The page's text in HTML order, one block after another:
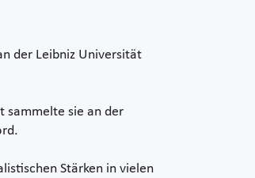
der Leibniz Universität
sammelte sie an der
Stärken in vielen